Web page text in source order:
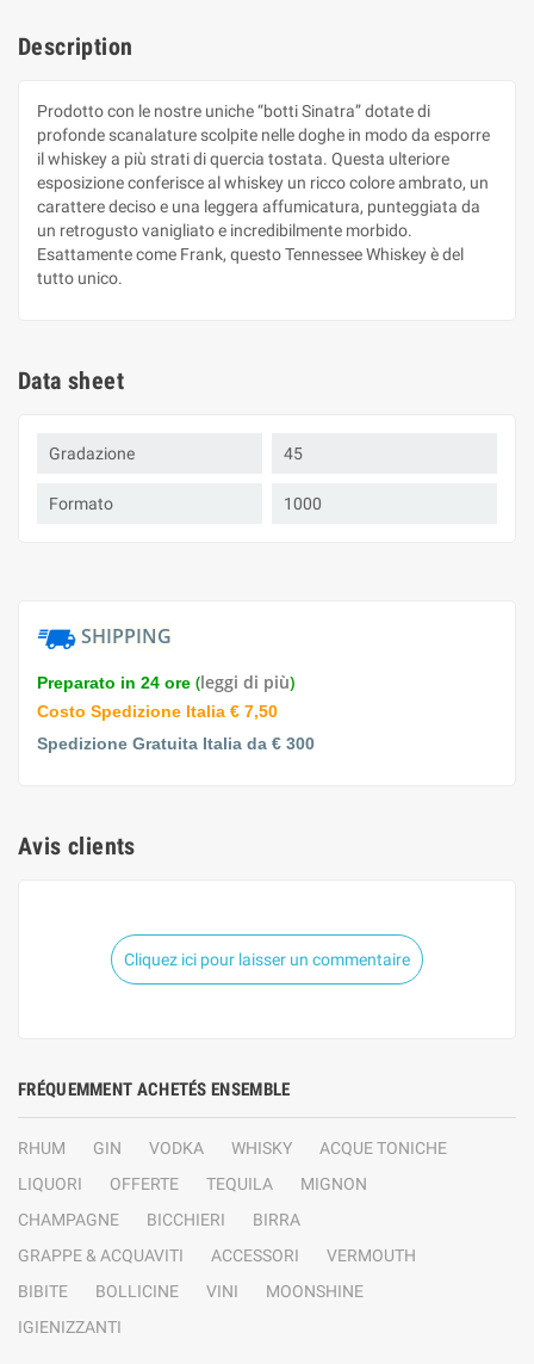
Description
Prodotto con le nostre uniche “botti Sinatra” dotate di
profonde scanalature scolpite nelle doghe in modo da esporre
il whiskey a più strati di quercia tostata. Questa ulteriore
esposizione conferisce al whiskey un ricco colore ambrato, un
carattere deciso e una leggera affumicatura, punteggiata da
un retrogusto vanigliato e incredibilmente morbido.
Esattamente come Frank, questo Tennessee Whiskey è del
tutto unico.
Data sheet
Gradazione 45
Formato 1000
SHIPPING
Preparato in 24 ore (leggi di più)
Costo Spedizione Italia € 7,50
Spedizione Gratuita Italia da € 300
Avis clients
Cliquez ici pour laisser un commentaire
FRÉQUEMMENT ACHETÉS ENSEMBLE
RHUM GIN VODKA WHISKY
ACQUE TONICHE
LIQUORI
OFFERTE TEQUILA
MIGNON
CHAMPAGNE
BICCHIERI
BIRRA
GRAPPE & ACQUAVITI
ACCESSORI
VERMOUTH
BIBITE
BOLLICINE VINI
MOONSHINE
IGIENIZZANTI